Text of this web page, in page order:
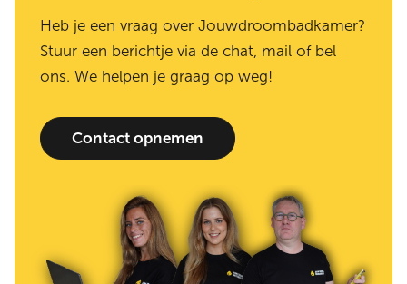
Heb je een vraag over Jouwdroombadkamer?
Stuur een berichtje via de chat, mail of bel
ons. We helpen je graag op weg!
Contact opnemen